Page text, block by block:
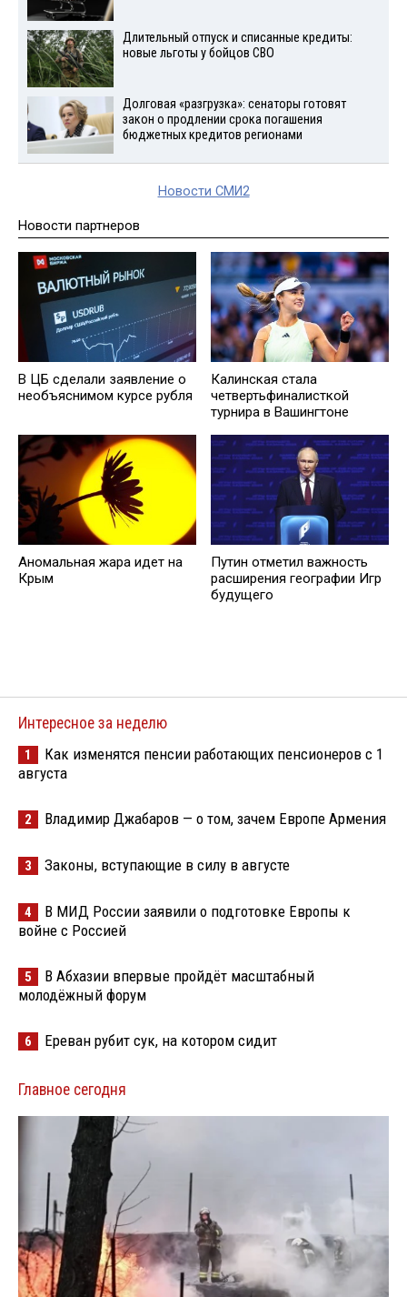
Длительный отпуск и списанные кредиты:
новые льготы у бойцов СВО
Долговая «разгрузка»: сенаторы готовят
закон о продлении срока погашения
бюджетных кредитов регионами
Новости СМИ2
Новости партнеров
В ЦБ сделали заявление о
необъяснимом курсе рубля
Калинская стала
четвертьфиналисткой
турнира в Вашингтоне
Аномальная жара идет на
Крым
Путин отметил важность
расширения географии Игр
будущего
Интересное за неделю
1
Как изменятся пенсии работающих пенсионеров с 1
августа
2 Владимир Джабаров — о том, зачем Европе Армения
3 Законы, вступающие в силу в августе
4
В МИД России заявили о подготовке Европы к
войне с Россией
5
В Абхазии впервые пройдёт масштабный
молодёжный форум
6 Ереван рубит сук, на котором сидит
Главное сегодня